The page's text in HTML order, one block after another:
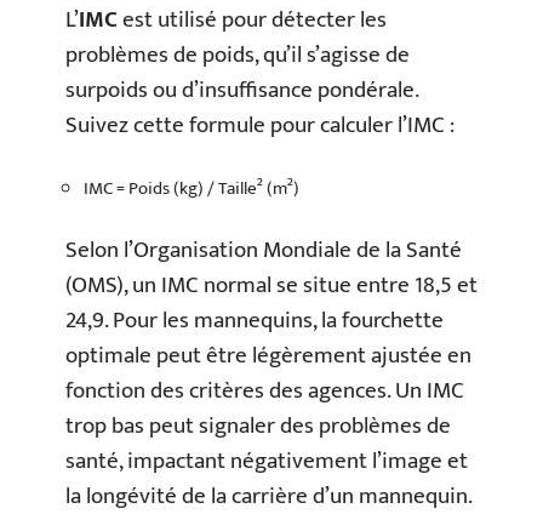
L’IMCest utilisé pour détecter les
problèmes de poids, qu’il s’agisse de
surpoids ou d’insuffisance pondérale.
Suivez cette formule pour calculer l’IMC :
IMC = Poids (kg) / Taille² (m²)
Selon l’Organisation Mondiale de la Santé
(OMS), un IMC normal se situe entre 18,5 et
24,9. Pour les mannequins, la fourchette
optimale peut être légèrement ajustée en
fonction des critères des agences. Un IMC
trop bas peut signaler des problèmes de
santé, impactant négativement l’image et
la longévité de la carrière d’un mannequin.